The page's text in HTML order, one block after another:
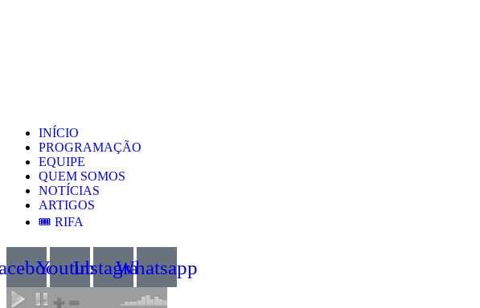
INÍCIO
PROGRAMAÇÃO
EQUIPE
QUEM SOMOS
NOTÍCIAS
ARTIGOS
🎟️ RIFA
YoutubeInstagramWhatsapp